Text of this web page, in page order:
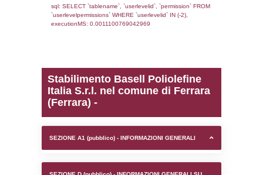
sql: SELECT `userlevelid`, `userlevelname`
0.00022983551025391
sql: SELECT `tablename`, `userlevelid`,
executionMS: 0.0011100769042969